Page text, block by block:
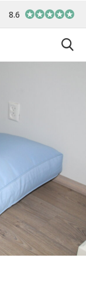
Le plus grand choix
8.6